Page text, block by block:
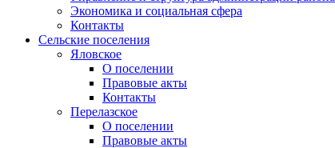
Экономика и социальная сфера
Контакты
Сельские поселения
Яловское
О поселении
Правовые акты
Контакты
Перелазское
О поселении
Правовые акты